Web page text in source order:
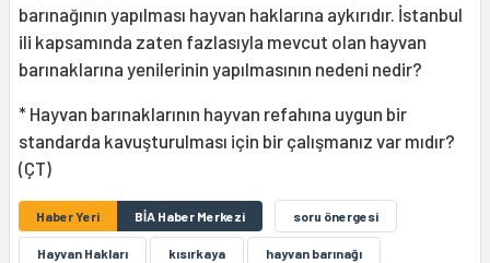
barınağının yapılması hayvan haklarına aykırıdır. İstanbul
ili kapsamında zaten fazlasıyla mevcut olan hayvan
barınaklarına yenilerinin yapılmasının nedeni nedir?
* Hayvan barınaklarının hayvan refahına uygun bir
standarda kavuşturulması için bir çalışmanız var mıdır?
(ÇT)
Haber Yeri BİA Haber Merkezi soru önergesi
Hayvan Hakları kısırkaya hayvan barınağı